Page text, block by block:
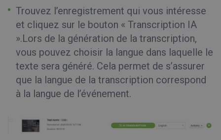
Trouvez l’enregistrement qui vous intéresse
et cliquez sur le bouton « Transcription IA
».Lors de la génération de la transcription,
vous pouvez choisir la langue dans laquelle le
texte sera généré. Cela permet de s’assurer
que la langue de la transcription correspond
à la langue de l’événement.